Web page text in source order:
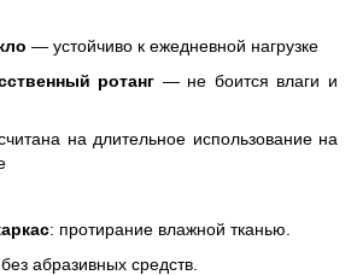
— устойчиво к ежедневной нагрузке
ротанг — не боится влаги и
на длительное использование на
: протирание влажной тканью.
абразивных средств.